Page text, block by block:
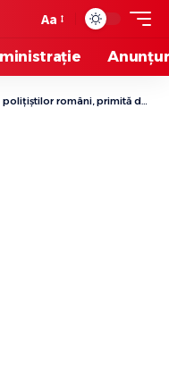
Aa
la Spațiul Schengen, devine un instrument vital pentru securitatea aeroporturilor